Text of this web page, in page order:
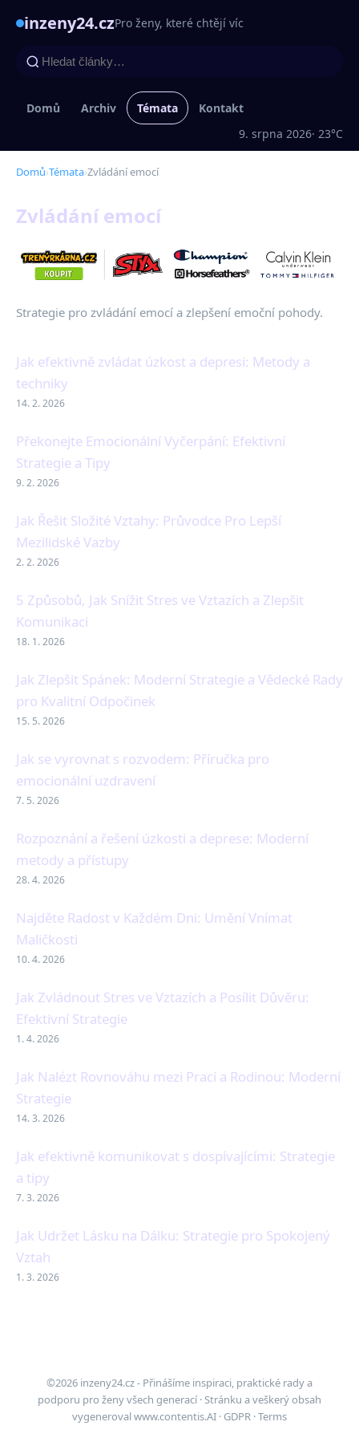
inzeny24.czPro ženy, které chtějí víc
Domů Archiv Témata
Kontakt
9. srpna 2026· 23°C
Domů›Témata›Zvládání emocí
Zvládání emocí
Strategie pro zvládání emocí a zlepšení emoční pohody.
Jak efektivně zvládat úzkost a depresi: Metody a
techniky
14. 2. 2026
Překonejte Emocionální Vyčerpání: Efektivní
Strategie a Tipy
9. 2. 2026
Jak Řešit Složité Vztahy: Průvodce Pro Lepší
Mezilidské Vazby
2. 2. 2026
5 Způsobů, Jak Snížit Stres ve Vztazích a Zlepšit
Komunikaci
18. 1. 2026
Jak Zlepšit Spánek: Moderní Strategie a Vědecké Rady
pro Kvalitní Odpočinek
15. 5. 2026
Jak se vyrovnat s rozvodem: Příručka pro
emocionální uzdravení
7. 5. 2026
Rozpoznání a řešení úzkosti a deprese: Moderní
metody a přístupy
28. 4. 2026
Najděte Radost v Každém Dni: Umění Vnímat
Maličkosti
10. 4. 2026
Jak Zvládnout Stres ve Vztazích a Posílit Důvěru:
Efektivní Strategie
1. 4. 2026
Jak Nalézt Rovnováhu mezi Prací a Rodinou: Moderní
Strategie
14. 3. 2026
Jak efektivně komunikovat s dospívajícími: Strategie
a tipy
7. 3. 2026
Jak Udržet Lásku na Dálku: Strategie pro Spokojený
Vztah
1. 3. 2026
©2026 inzeny24.cz - Přinášíme inspiraci, praktické rady a
podporu pro ženy všech generací · Stránku a veškerý obsah
vygenerovalwww.contentis.AI · GDPR ·Terms